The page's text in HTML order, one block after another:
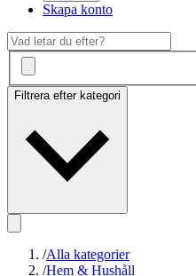
Skapa konto
Filtrera efter kategori
/Alla kategorier
/Hem & Hushåll